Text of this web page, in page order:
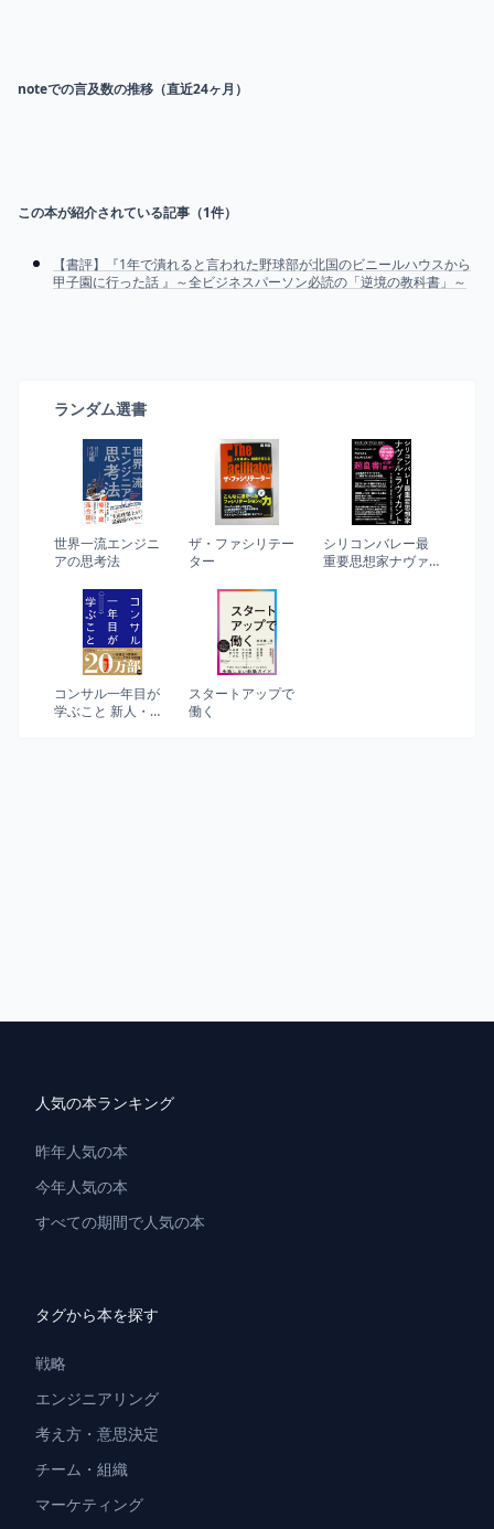
noteでの言及数の推移（直近24ヶ月）
この本が紹介されている記事（1件）
【書評】『1年で潰れると言われた野球部が北国のビニールハウスから
甲子園に行った話 』～全ビジネスパーソン必読の「逆境の教科書」～
ランダム選書
世界一流エンジニ
アの思考法
ザ・ファシリテー
ター
シリコンバレー最
重要思想家ナヴァ
コンサル一年目が
学ぶこと 新人・就
スタートアップで
働く
人気の本ランキング
昨年人気の本
今年人気の本
すべての期間で人気の本
タグから本を探す
戦略
エンジニアリング
考え方・意思決定
チーム・組織
マーケティング